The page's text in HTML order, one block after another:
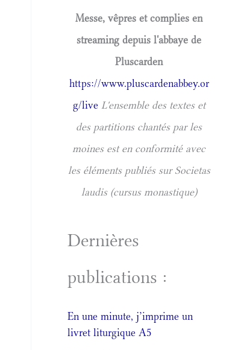
Messe, vêpres et complies en
streaming depuis l'abbaye de
Pluscarden
https://www.pluscardenabbey.or
g/live L'ensemble des textes et
des partitions chantés par les
moines est en conformité avec
les éléments publiés sur Societas
laudis (cursus monastique)
Dernières
publications :
En une minute, j’imprime un
livret liturgique A5